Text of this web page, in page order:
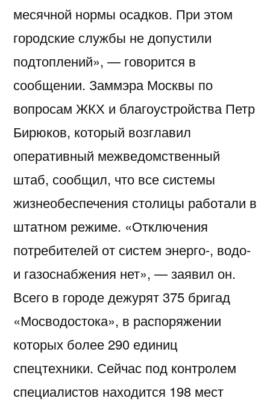
месячной нормы осадков. При этом
городские службы не допустили
подтоплений», — говорится в
сообщении. Заммэра Москвы по
вопросам ЖКХ и благоустройства Петр
Бирюков, который возглавил
оперативный межведомственный
штаб, сообщил, что все системы
жизнеобеспечения столицы работали в
штатном режиме. «Отключения
потребителей от систем энерго-, водо-
и газоснабжения нет», — заявил он.
Всего в городе дежурят 375 бригад
«Мосводостока», в распоряжении
которых более 290 единиц
спецтехники. Сейчас под контролем
специалистов находится 198 мест